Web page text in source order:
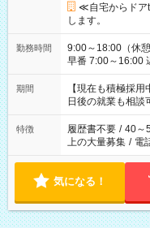
≪自宅からドア
します。
勤務時間
9:00～18:00（休憩60分） ■ご希望があれば
早番 7:00～16:00 遅番 10:00
い」 「余裕を持
たくない」 など、ご
の方へ 今ご覧の
の勤務時間。 合
期間
【現在も積極採
日後の就業も相談
特徴 履歴書不要 / 40～
上の大量募集 / 電
気になる！